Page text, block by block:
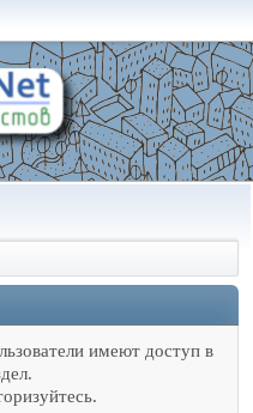
имеют доступ в